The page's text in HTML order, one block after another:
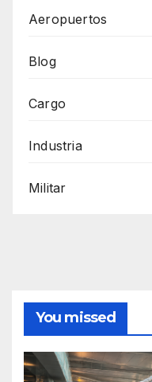
Aeropuertos
Blog
Cargo
Industria
Militar
You missed